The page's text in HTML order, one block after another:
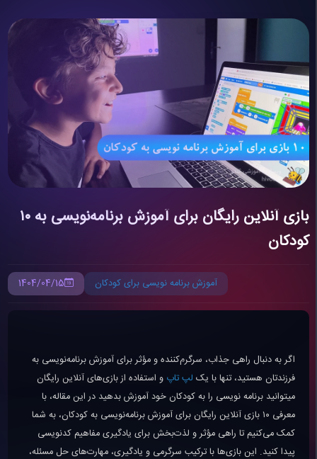
۱۰ بازی آنلاین رایگان برای آموزش برنامه‌نویسی به
کودکان
1404/04/15 آموزش برنامه‌ نویسی برای کودکان
اگر به دنبال راهی جذاب، سرگرم‌کننده و مؤثر برای آموزش برنامه‌نویسی به
فرزندتان هستید، تنها با یک لپ تاپ و استفاده از بازی‌های آنلاین رایگان
میتوانید برنامه نویسی را به کودکان خود آموزش بدهید در این مقاله، با
معرفی ۱۰ بازی آنلاین رایگان برای آموزش برنامه‌نویسی به کودکان، به شما
کمک می‌کنیم تا راهی مؤثر و لذت‌بخش برای یادگیری مفاهیم کدنویسی
پیدا کنید. این بازی‌ها با ترکیب سرگرمی و یادگیری، مهارت‌های حل مسئله،